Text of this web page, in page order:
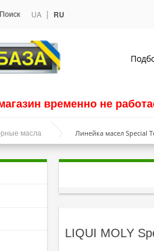
Поиск UA | RU
временно не
масла Линейка масел Special
LIQUI MOLY